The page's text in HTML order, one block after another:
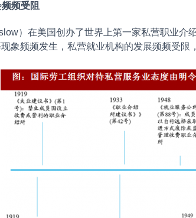
频受阻
）在美国创办了世界上第一家私营职业介
象频频发生，私营就业机构的发展频频受